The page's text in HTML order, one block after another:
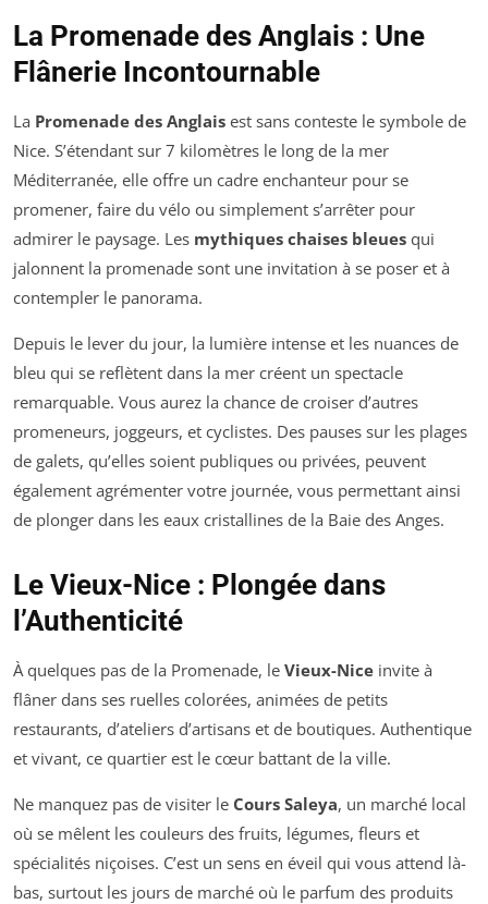
La Promenade des Anglais : Une
Flânerie Incontournable
La Promenade des Anglais est sans conteste le symbole de
Nice. S’étendant sur 7 kilomètres le long de la mer
Méditerranée, elle offre un cadre enchanteur pour se
promener, faire du vélo ou simplement s’arrêter pour
admirer le paysage. Les mythiques chaises bleues qui
jalonnent la promenade sont une invitation à se poser et à
contempler le panorama.
Depuis le lever du jour, la lumière intense et les nuances de
bleu qui se reflètent dans la mer créent un spectacle
remarquable. Vous aurez la chance de croiser d’autres
promeneurs, joggeurs, et cyclistes. Des pauses sur les plages
de galets, qu’elles soient publiques ou privées, peuvent
également agrémenter votre journée, vous permettant ainsi
de plonger dans les eaux cristallines de la Baie des Anges.
Le Vieux-Nice : Plongée dans
l’Authenticité
À quelques pas de la Promenade, le Vieux-Nice invite à
flâner dans ses ruelles colorées, animées de petits
restaurants, d’ateliers d’artisans et de boutiques. Authentique
et vivant, ce quartier est le cœur battant de la ville.
Ne manquez pas de visiter le Cours Saleya, un marché local
où se mêlent les couleurs des fruits, légumes, fleurs et
spécialités niçoises. C’est un sens en éveil qui vous attend là-
bas, surtout les jours de marché où le parfum des produits